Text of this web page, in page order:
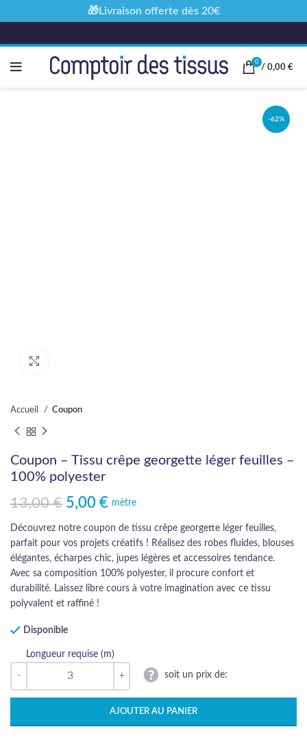
0
/ 0,00 €
-62%
Accueil Coupon
Coupon – Tissu crêpe georgette léger feuilles –
100% polyester
13,00€
Le prix initial était : 13,00 €.
5,00 €
Le prix actuel est : 5,00 €.mètre
Découvrez notre coupon de tissu crêpe georgette léger feuilles,
parfait pour vos projets créatifs ! Réalisez des robes fluides, blouses
élégantes, écharpes chic, jupes légères et accessoires tendance.
Avec sa composition 100% polyester, il procure confort et
durabilité. Laissez libre cours à votre imagination avec ce tissu
polyvalent et raffiné !
Disponible
Longueur requise (m)
soit un prix de:
AJOUTER AU PANIER
🎁Livraison offerte dès 20€